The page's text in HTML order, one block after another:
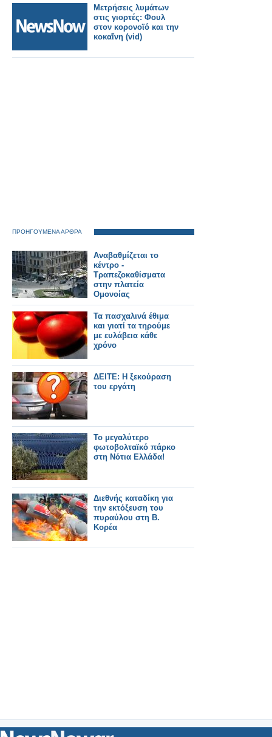
Μετρήσεις λυμάτων
στις γιορτές: Φουλ
στον κορονοϊό και την
κοκαΐνη (vid)
ΠΡΟΗΓΟΥΜΕΝΑ ΑΡΘΡΑ
Αναβαθμίζεται το
κέντρο -
Τραπεζοκαθίσματα
στην πλατεία
Ομονοίας
Τα πασχαλινά έθιμα
και γιατί τα τηρούμε
με ευλάβεια κάθε
χρόνο
ΔΕΙΤΕ: Η ξεκούραση
του εργάτη
Το μεγαλύτερο
φωτοβολταϊκό πάρκο
στη Νότια Ελλάδα!
Διεθνής καταδίκη για
την εκτόξευση του
πυραύλου στη Β.
Κορέα